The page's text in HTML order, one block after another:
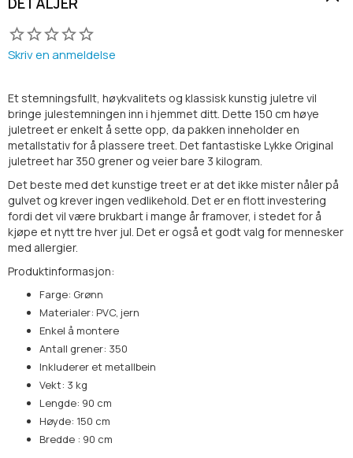
Skriv en anmeldelse
Et stemningsfullt, høykvalitets og klassisk kunstig juletre vil
bringe julestemningen inn i hjemmet ditt. Dette 150 cm høye
juletreet er enkelt å sette opp, da pakken inneholder en
metallstativ for å plassere treet. Det fantastiske Lykke Original
juletreet har 350 grener og veier bare 3 kilogram.
Det beste med det kunstige treet er at det ikke mister nåler på
gulvet og krever ingen vedlikehold. Det er en flott investering
fordi det vil være brukbart i mange år framover, i stedet for å
kjøpe et nytt tre hver jul. Det er også et godt valg for mennesker
med allergier.
Produktinformasjon:
Farge: Grønn
Materialer: PVC, jern
Enkel å montere
Antall grener: 350
Inkluderer et metallbein
Vekt: 3 kg
Lengde: 90 cm
Høyde: 150 cm
Bredde : 90 cm